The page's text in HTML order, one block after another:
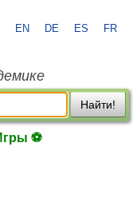
EN DE ES FR
Найти!
⚽